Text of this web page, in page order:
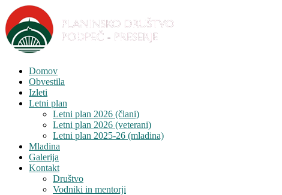
Domov
Obvestila
Izleti
Letni plan
Letni plan 2026 (člani)
Letni plan 2026 (veterani)
Letni plan 2025-26 (mladina)
Mladina
Galerija
Kontakt
Društvo
Vodniki in mentorji